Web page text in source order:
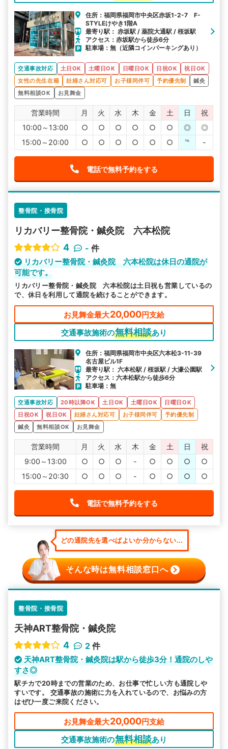
住所：福岡県福岡市中央区赤坂1-2-7 F-
STYLEけやき1階A
最寄り駅： 赤坂駅 / 薬院大通駅 / 桜坂駅
アクセス：赤坂駅から徒歩6分
駐車場：無（近隣コインパーキングあり）
交通事故対応 土日OK 土曜日OK 日曜日OK 日祝OK
祝日OK
女性の先生在籍
妊婦さん対応可 お子様同伴可 予約優先制
鍼灸
無料相談OK
お見舞金
営業時間 月 火 水 木 金 土 日
祝
10:00～13:00
○ ○ ○ ○ ○ ○ ◎
◎
15:00～20:00
○ ○ ○ ○ ○ ○ ℡ -
電話で無料予約をする
整骨院・接骨院
リカバリー整骨院・鍼灸院 六本松院
4
- 件
リカバリー整骨院・鍼灸院 六本松院は休日の通院が
可能です。
リカバリー整骨院・鍼灸院 六本松院は土日祝も営業しているの
で、休日を利用して通院を続けることができます。
お見舞金最大20,000円支給
交通事故施術の無料相談あり
住所：福岡県福岡市中央区六本松3-11-39
名古屋ビル1F
最寄り駅： 六本松駅 / 桜坂駅 / 大濠公園駅
アクセス：六本松駅から徒歩6分
駐車場：無
交通事故対応 20時以降OK 土日OK 土曜日OK
日曜日OK
日祝OK
祝日OK 妊婦さん対応可 お子様同伴可
予約優先制
鍼灸
無料相談OK お見舞金
営業時間 月 火 水 木 金 土 日
祝
9:00～13:00
○ ○ ○ - ○ ○ ○
○
15:00～20:30
○ ○ ○ - ○ ○ ○ ○
電話で無料予約をする
どの通院先を選べばよいか分からない...
そんな時は無料相談窓口へ
整骨院・接骨院
天神ART整骨院・鍼灸院
4
2 件
天神ART整骨院・鍼灸院は駅から徒歩3分！通院のしや
すさ◎
駅チカで20時までの営業のため、お仕事で忙しい方も通院しや
すいです。 交通事故の施術に力を入れているので、お悩みの方
はぜひ一度ご来院ください。
お見舞金最大20,000円支給
交通事故施術の無料相談あり